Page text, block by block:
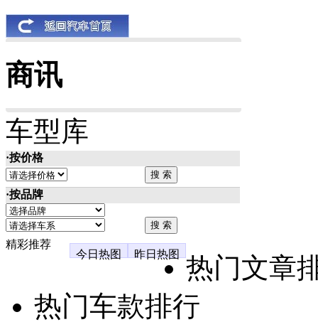
商讯
车型库
·按价格
·按品牌
精彩推荐
今日热图
昨日热图
热门文章
热门车款排行